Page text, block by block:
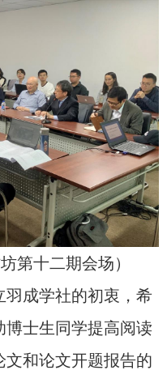
第十二期会场）
成学社的初衷，希
士生同学提高阅读
和论文开题报告的